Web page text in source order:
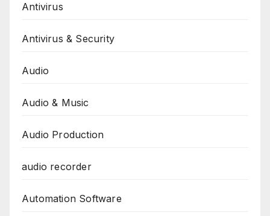
Antivirus
Antivirus & Security
Audio
Audio & Music
Audio Production
audio recorder
Automation Software